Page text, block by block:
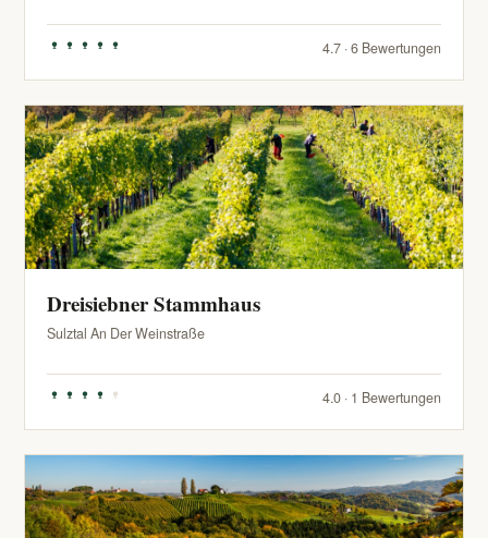
4.7 · 6 Bewertungen
Dreisiebner Stammhaus
Sulztal An Der Weinstraße
4.0 · 1 Bewertungen